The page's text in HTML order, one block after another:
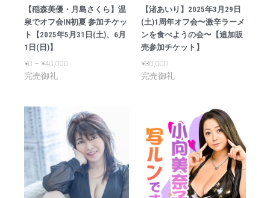
【稲森美優・月島さくら】温
泉でオフ会IN初夏 参加チケッ
ト【2025年5月31日(土)、6月
1日(日)】
¥0 – ¥40,000
【渚あいり】2025年3月29日
(土)1周年オフ会〜激辛ラーメ
ンを食べようの会〜【追加販
売参加チケット】
¥30,000